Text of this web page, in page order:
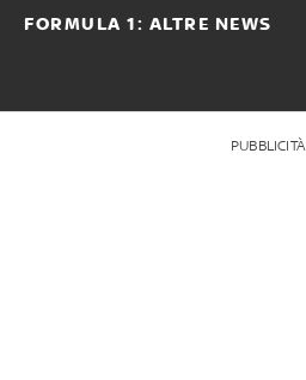
FORMULA 1: ALTRE NEWS
PUBBLICITÀ